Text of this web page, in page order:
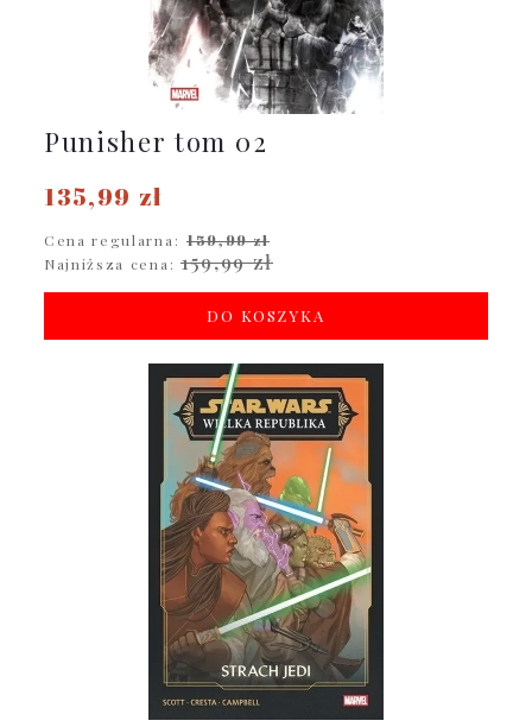
Punisher tom 02
135,99 zł
Cena regularna: 159,99 zł
Najniższa cena: 159,99 zł
DO KOSZYKA